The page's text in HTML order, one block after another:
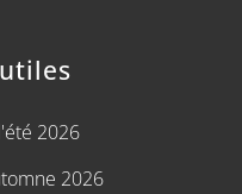
2026
2026